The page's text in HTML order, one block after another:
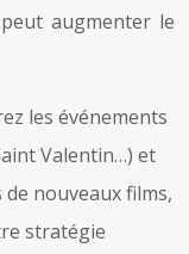
augmenter le
les événements
Valentin…) et
nouveaux films,
stratégie